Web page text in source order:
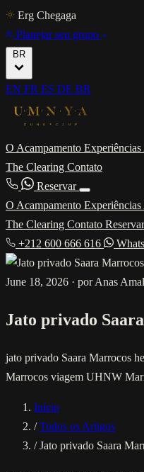
Erg Chegaga
Planejar seu grupo
BR
EN FR ES DE BR
O Acampamento Experiências
The Clearing Contato
Reservar
O Acampamento Experiências
The Clearing Contato Reservar
+212 600 666 616
June 18, 2026 · por Anas
Jato privado
jato privado Saara Marrocos
Marrocos viagem UHNW
Início
/ Todos os Artigos
/ Jato privado Saara